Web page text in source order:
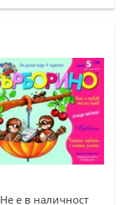
Не е в наличност